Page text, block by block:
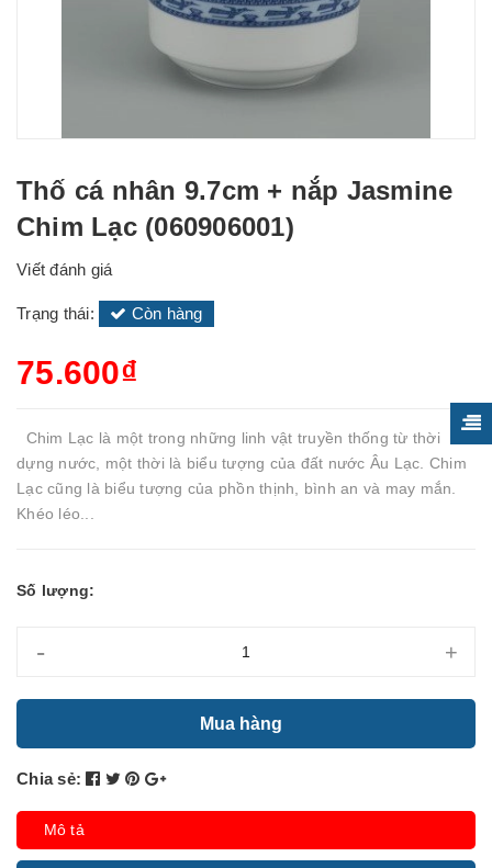
Thố cá nhân 9.7cm + nắp Jasmine
Chim Lạc (060906001)
Viết đánh giá
Trạng thái: Còn hàng
75.600₫
Chim Lạc là một trong những linh vật truyền thống từ thời
dựng nước, một thời là biểu tượng của đất nước Âu Lạc. Chim
Lạc cũng là biểu tượng của phồn thịnh, bình an và may mắn.
Khéo léo...
Số lượng:
- +
Mua hàng
Chia sẻ:
Mô tả